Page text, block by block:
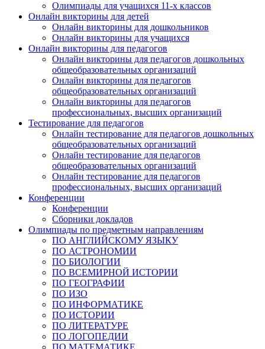
Олимпиады для учащихся 11-х классов
Онлайн викторины для детей
Онлайн викторины для дошкольников
Онлайн викторины для учащихся
Онлайн викторины для педагогов
Онлайн викторины для педагогов дошкольных
общеобразовательных организаций
Онлайн викторины для педагогов
общеобразовательных организаций
Онлайн викторины для педагогов
профессиональных, высших организаций
Тестирование для педагогов
Онлайн тестирование для педагогов дошкольных
общеобразовательных организаций
Онлайн тестирование для педагогов
общеобразовательных организаций
Онлайн тестирование для педагогов
профессиональных, высших организаций
Конференции
Конференции
Сборники докладов
Олимпиады по предметным направлениям
ПО АНГЛИЙСКОМУ ЯЗЫКУ
ПО АСТРОНОМИИ
ПО БИОЛОГИИ
ПО ВСЕМИРНОЙ ИСТОРИИ
ПО ГЕОГРАФИИ
ПО ИЗО
ПО ИНФОРМАТИКЕ
ПО ИСТОРИИ
ПО ЛИТЕРАТУРЕ
ПО ЛОГОПЕДИИ
ПО МАТЕМАТИКЕ